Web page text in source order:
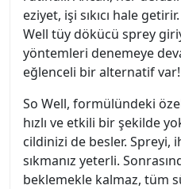
eziyet, işi sıkıcı hale
Well tüy dökücü sprey
yöntemleri denemeye
eğlenceli bir alternatif var!
So Well, formülündeki
hızlı ve etkili bir şekilde
cildinizi de besler. Spreyi,
sıkmanız yeterli.
beklemekle kalmaz, tüm